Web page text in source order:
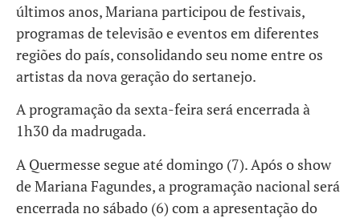
últimos anos, Mariana participou de festivais,
programas de televisão e eventos em diferentes
regiões do país, consolidando seu nome entre os
artistas da nova geração do sertanejo.
A programação da sexta-feira será encerrada à
1h30 da madrugada.
A Quermesse segue até domingo (7). Após o show
de Mariana Fagundes, a programação nacional será
encerrada no sábado (6) com a apresentação do